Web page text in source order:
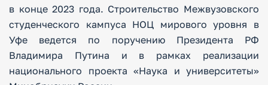
в конце 2023 года. Строительство Межвузовского
студенческого кампуса НОЦ мирового уровня в
Уфе ведется по поручению Президента РФ
Владимира Путина и в рамках реализации
национального проекта «Наука и университеты»